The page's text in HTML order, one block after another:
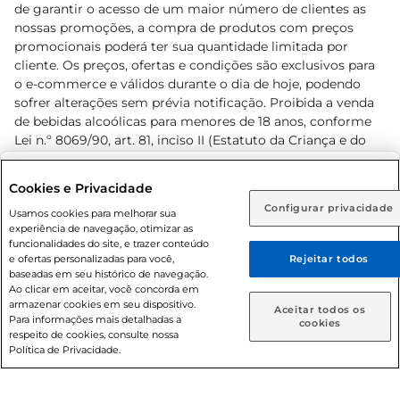
Rio de Janeiro (RJ) Goiás (GO)
Ou
Caso queira comprar online, informe como deseja receber
suas compras:
Entrega em casa Retire em Loja
de garantir o acesso de um maior número de clientes as
nossas promoções, a compra de produtos com preços
promocionais poderá ter sua quantidade limitada por
cliente. Os preços, ofertas e condições são exclusivos para
o e-commerce e válidos durante o dia de hoje, podendo
sofrer alterações sem prévia notificação. Proibida a venda
de bebidas alcoólicas para menores de 18 anos, conforme
Lei n.º 8069/90, art. 81, inciso II (Estatuto da Criança e do
Adolescente). Preços e condições exclusivos para o
prévio. O valor mínimo para as compras on-line é de R$
80,00.
© 2026 Copyright. Todos os direitos
reservados Prezunic.
Cookies e Privacidade
Usamos cookies para melhorar sua
experiência de navegação, otimizar as
funcionalidades do site, e trazer conteúdo
e ofertas personalizadas para você,
baseadas em seu histórico de navegação.
Ao clicar em aceitar, você concorda em
armazenar cookies em seu dispositivo.
Para informações mais detalhadas a
respeito de cookies, consulte nossa
Política de Privacidade.
Configurar privacidade
Rejeitar todos
Aceitar todos os
cookies